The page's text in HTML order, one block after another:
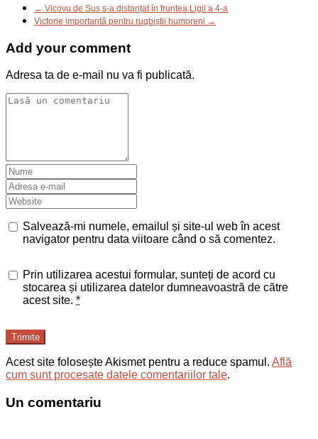
← Vicovu de Sus s-a distanțat în fruntea Ligii a 4-a
Victorie importantă pentru rugbiștii humoreni →
Add your comment
Adresa ta de e-mail nu va fi publicată.
Salvează-mi numele, emailul și site-ul web în acest
navigator pentru data viitoare când o să comentez.
Prin utilizarea acestui formular, sunteți de acord cu
stocarea și utilizarea datelor dumneavoastră de către
acest site. *
Trimite
Acest site folosește Akismet pentru a reduce spamul. Află
cum sunt procesate datele comentariilor tale.
Un comentariu